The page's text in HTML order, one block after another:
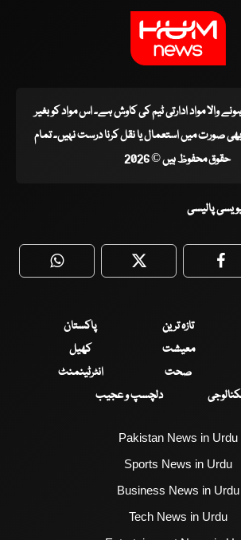
ہونے والا مواد ادارتی ٹیم کی کاوش ہے۔ اس مواد کو بغیر
صورت میں استعمال یا نقل کرنا درست نہیں۔ تمام
حقوق محفوظ ہیں © 2026
پالیسی
WhatsApp Twitter
تازہ ترین
پاکستان
معیشت
کھیل
صحت
انٹرٹینمنٹ
دلچسپ و عجیب
Pakistan News in Urdu
Sports News in Urdu
Business News in Urdu
Tech News in Urdu